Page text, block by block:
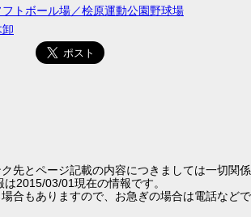
トボール場／桧原運動公園野球場
先とページ記載の内容につきましては一切関係
2015/03/01現在の情報です。
合もありますので、お急ぎの場合は電話などで